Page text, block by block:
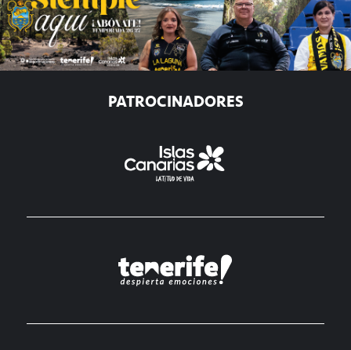
PATROCINADORES